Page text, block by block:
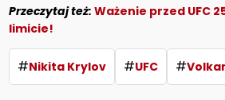
Przeczytaj też:Ważenie przed UFC
limicie!
#Nikita Krylov #UFC #